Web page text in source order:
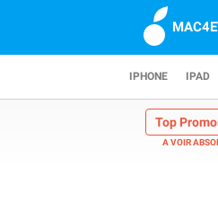
IPHONE IPAD
Top